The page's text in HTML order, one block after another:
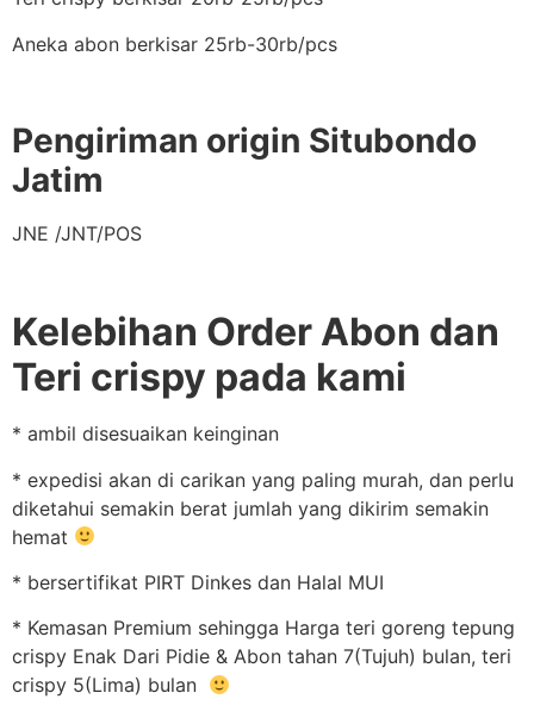
Aneka abon berkisar 25rb-30rb/pcs
Pengiriman origin Situbondo
Jatim
JNE /JNT/POS
Kelebihan Order Abon dan
Teri crispy pada kami
* ambil disesuaikan keinginan
* expedisi akan di carikan yang paling murah, dan perlu
diketahui semakin berat jumlah yang dikirim semakin
hemat
* bersertifikat PIRT Dinkes dan Halal MUI
* Kemasan Premium sehingga Harga teri goreng tepung
crispy Enak Dari Pidie & Abon tahan 7(Tujuh) bulan, teri
crispy 5(Lima) bulan